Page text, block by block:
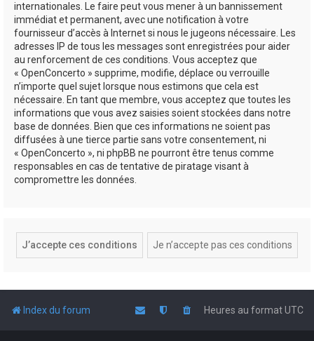
internationales. Le faire peut vous mener à un bannissement
immédiat et permanent, avec une notification à votre
fournisseur d’accès à Internet si nous le jugeons nécessaire. Les
adresses IP de tous les messages sont enregistrées pour aider
au renforcement de ces conditions. Vous acceptez que
« OpenConcerto » supprime, modifie, déplace ou verrouille
n’importe quel sujet lorsque nous estimons que cela est
nécessaire. En tant que membre, vous acceptez que toutes les
informations que vous avez saisies soient stockées dans notre
base de données. Bien que ces informations ne soient pas
diffusées à une tierce partie sans votre consentement, ni
« OpenConcerto », ni phpBB ne pourront être tenus comme
responsables en cas de tentative de piratage visant à
compromettre les données.
Index du forum Heures au formatUTC